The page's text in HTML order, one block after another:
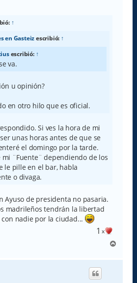
↑
en Gasteizescribió: ↑
escribió: ↑
va.
u opinión?
en otro hilo que es oficial.
Si ves la hora de mi
unas horas antes de que se
el domingo por la tarde.
mi ¨Fuente¨ dependiendo de los
le pille en el bar, habla
o divaga.
Ayuso de presidenta no pasaria.
madrileños tendrán la libertad
nadie por la ciudad...
1 x
r